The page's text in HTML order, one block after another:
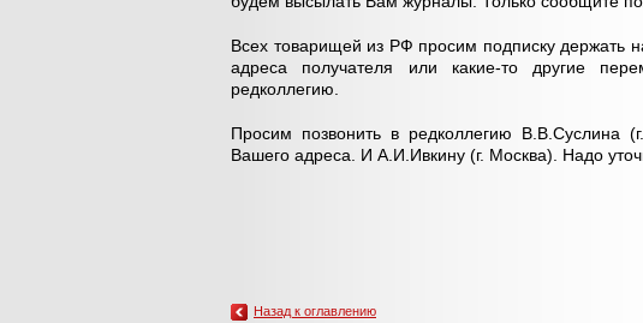
Всех товарищей из РФ просим подписку держать
адреса получателя или какие-то другие
редколлегию.
Просим позвонить в редколлегию
Вашего адреса. И А.И.Ивкину (г. Москва). Надо
Назад к оглавлению